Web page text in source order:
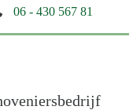
06 - 430 567 81